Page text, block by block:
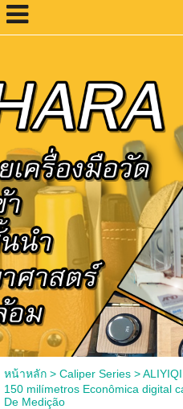
หน้าหลัก> Caliper Series>
150 milímetros Econômica digital
De Medição